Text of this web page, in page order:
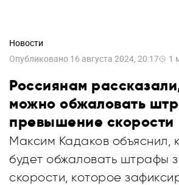
Новости
Опубликовано 16 августа 2024, 20:17 1
Россиянам
можно обжаловать
превышение скорости
Максим Кадаков объяснил,
будет обжаловать штрафы
скорости, которое